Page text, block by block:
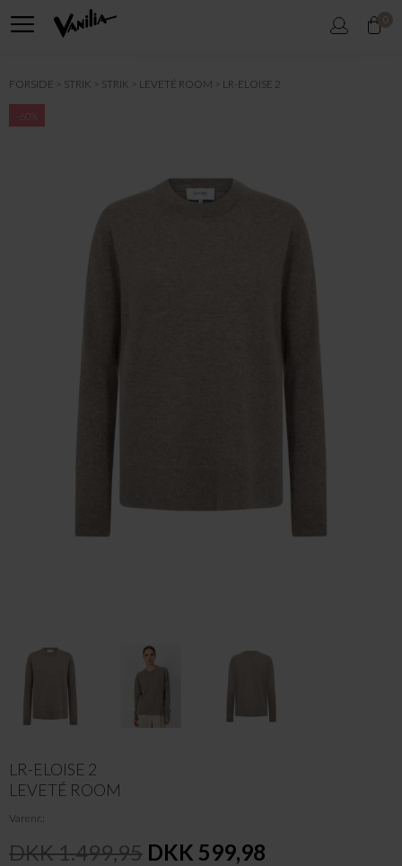
0
FORSIDE STRIK STRIK LEVETÉ ROOM LR-ELOISE 2
-60%
LR-ELOISE 2
LEVETÉ ROOM
Varenr.
DKK 1.499,95 DKK 599,98